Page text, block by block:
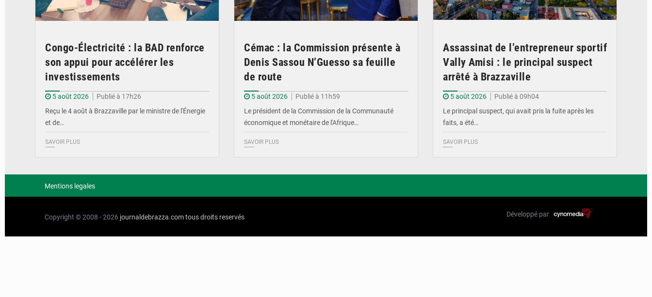
Congo-Électricité : la BAD renforce
son appui pour accélérer les
investissements
5 août 2026
Publié à 17h26
Reçu le 4 août à Brazzaville par le ministre de l'Énergie
et de…
SAVOIR PLUS
Cémac : la Commission présente à
Denis Sassou N’Guesso sa feuille
de route
5 août 2026
Publié à 11h59
Le président de la Commission de la Communauté
économique et monétaire de l'Afrique…
SAVOIR PLUS
Assassinat de l’entrepreneur sportif
Vally Amisi : le principal suspect
arrêté à Brazzaville
5 août 2026
Publié à 09h04
Le principal suspect, qui avait pris la fuite après les
faits, a été…
SAVOIR PLUS
Mentions legales
Copyright © 2008 - 2026 journaldebrazza.comtous droits reservés Développé par